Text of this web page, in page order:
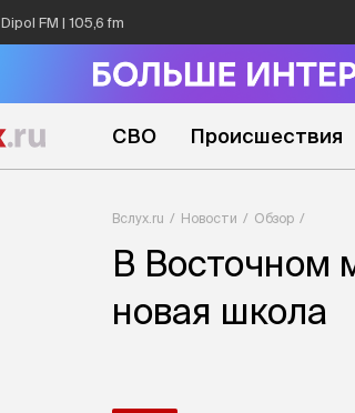
Dipol FM | 105,6 fm
СВО Происшествия
Вслух.ru Новости Обзор
В Восточном
новая школа